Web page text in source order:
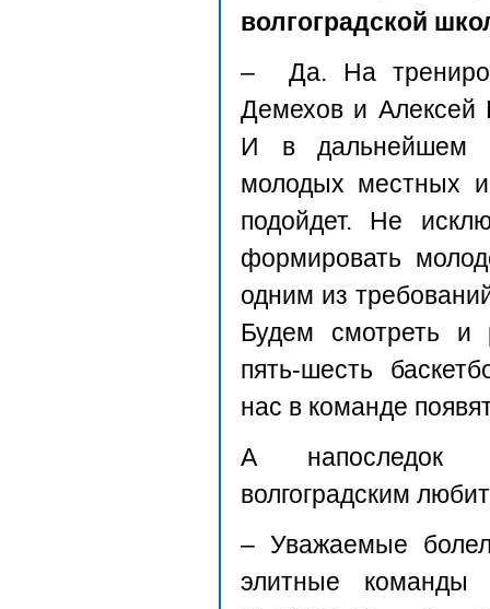
волгоградской
– Да. На
Демехов и Алексей
И в дальнейшем
молодых местных
подойдет. Не
формировать
одним из
Будем смотреть и
пять-шесть
нас в команде
А напоследок
волгоградским
– Уважаемые
элитные команды